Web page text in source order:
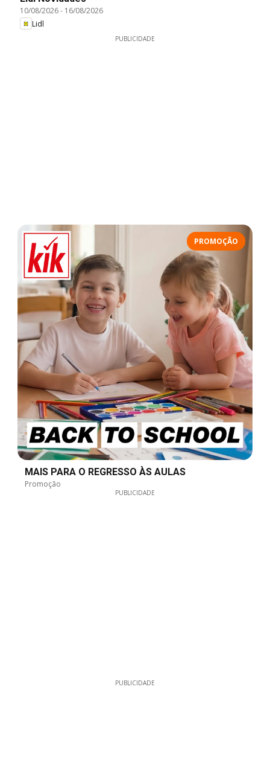
10/08/2026- 16/08/2026
Lidl
PUBLICIDADE
PROMOÇÃO
MAIS PARA O REGRESSO ÀS AULAS
Promoção
PUBLICIDADE
PUBLICIDADE